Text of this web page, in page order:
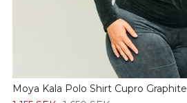
Moya Kala Polo Shirt Cupro Graphite